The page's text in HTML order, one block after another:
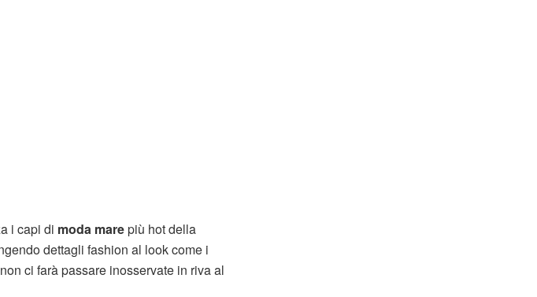
i capi di moda marepiù hot della
dettagli fashion al look come i
ci farà passare inosservate in riva al